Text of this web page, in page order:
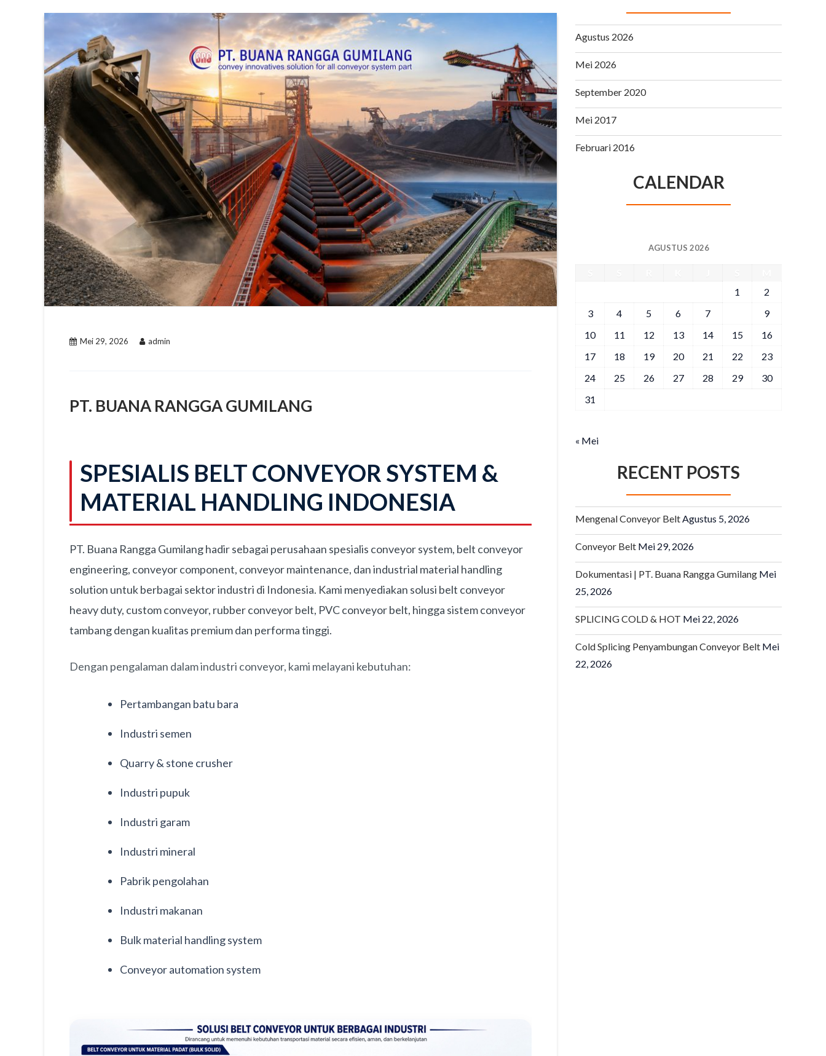
Mei 29, 2026 admin
PT. BUANA RANGGA GUMILANG
SPESIALIS BELT CONVEYOR SYSTEM &
MATERIAL HANDLING INDONESIA
PT. Buana Rangga Gumilang hadir sebagai perusahaan spesialis conveyor system, belt conveyor
engineering, conveyor component, conveyor maintenance, dan industrial material handling
solution untuk berbagai sektor industri di Indonesia. Kami menyediakan solusi belt conveyor
heavy duty, custom conveyor, rubber conveyor belt, PVC conveyor belt, hingga sistem conveyor
tambang dengan kualitas premium dan performa tinggi.
Dengan pengalaman dalam industri conveyor, kami melayani kebutuhan:
Pertambangan batu bara
Industri semen
Quarry & stone crusher
Industri pupuk
Industri garam
Industri mineral
Pabrik pengolahan
Industri makanan
Bulk material handling system
Conveyor automation system
Agustus 2026
Mei 2026
September 2020
Mei 2017
Februari 2016
CALENDAR
AGUSTUS 2026
1
2
3
4 5 6 7
9
10
11 12 13 14 15
16
17
18 19 20 21 22
23
24
25 26 27 28 29
30
31
« Mei
RECENT POSTS
Mengenal Conveyor BeltAgustus 5, 2026
Conveyor Belt Mei 29, 2026
Dokumentasi | PT. Buana Rangga Gumilang Mei
25, 2026
SPLICING COLD & HOT Mei 22, 2026
Cold Splicing Penyambungan Conveyor Belt Mei
22, 2026